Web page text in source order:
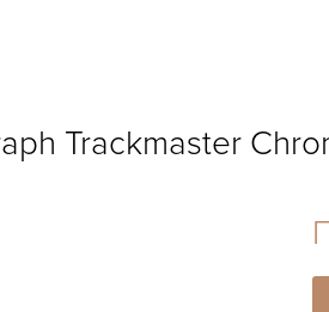
Trackmaster